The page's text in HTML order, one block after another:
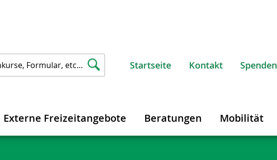
Startseite Kontakt Spenden
Externe Freizeitangebote Beratungen Mobilität